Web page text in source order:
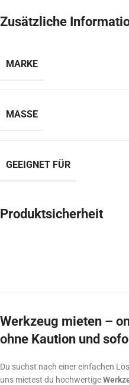
Zusätzliche
MARKE
MASSE
GEEIGNET FÜR
Produktsicherheit
Werkzeug mieten –
ohne Kaution und
Du suchst nach einer einfachen
uns mietest du hochwertige